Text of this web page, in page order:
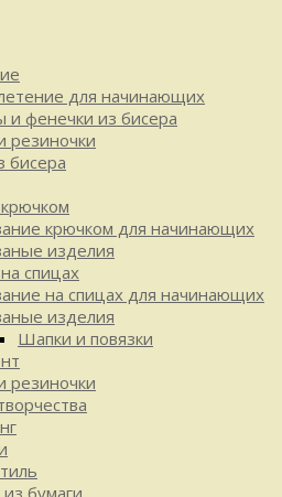
для начинающих
и фенечки из бисера
резиночки
бисера
крючком для начинающих
изделия
спицах
на спицах для начинающих
изделия
Шапки и повязки
резиночки
бумаги